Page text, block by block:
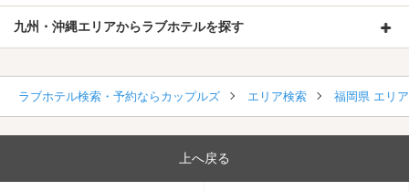
九州・沖縄エリアからラブホテルを探す
ラブホテル検索・予約ならカップルズ エリア検索 福岡県 エリ
上へ戻る